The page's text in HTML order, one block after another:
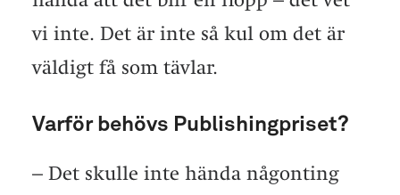
vi inte. Det är inte så kul om det är
väldigt få som tävlar.
Varför behövs Publishingpriset?
– Det skulle inte hända någonting